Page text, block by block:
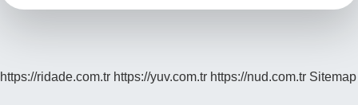
https://ridade.com.tr https://yuv.com.tr https://nud.com.tr Sitemap